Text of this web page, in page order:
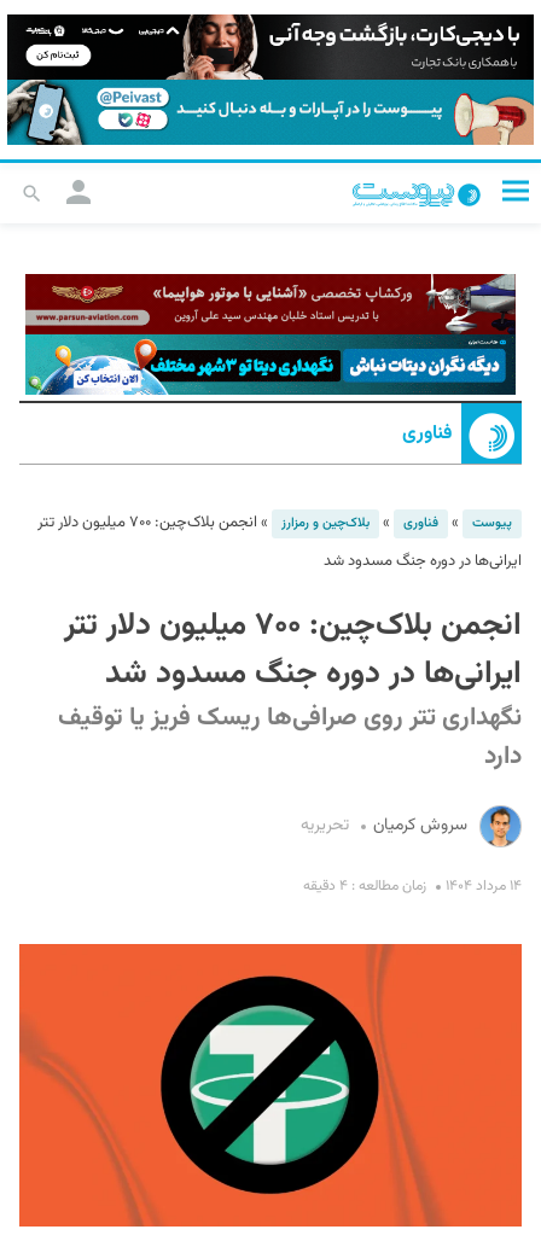
فناوری
پیوست » فناوری » بلاک‌چین و رمزارز »
انجمن بلاک‌چین: ۷۰۰ میلیون دلار تتر
ایرانی‌ها در دوره جنگ مسدود شد
انجمن بلاک‌چین: ۷۰۰ میلیون دلار تتر
ایرانی‌ها در دوره جنگ مسدود شد
نگهداری تتر روی صرافی‌ها ریسک فریز یا توقیف
دارد
سروش کرمیان تحریریه
۱۴ مرداد ۱۴۰۴ زمان مطالعه : ۴ دقیقه